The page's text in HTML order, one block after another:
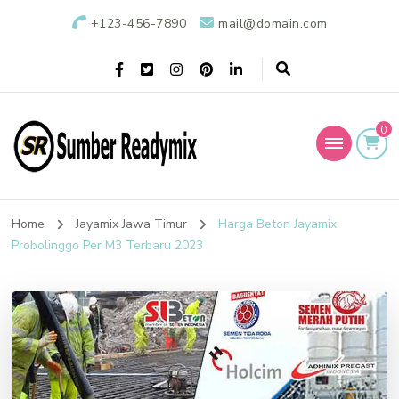
+123-456-7890 mail@domain.com
Sumber Readymix
0
Home Jayamix Jawa Timur
Harga Beton Jayamix
Probolinggo Per M3 Terbaru 2023